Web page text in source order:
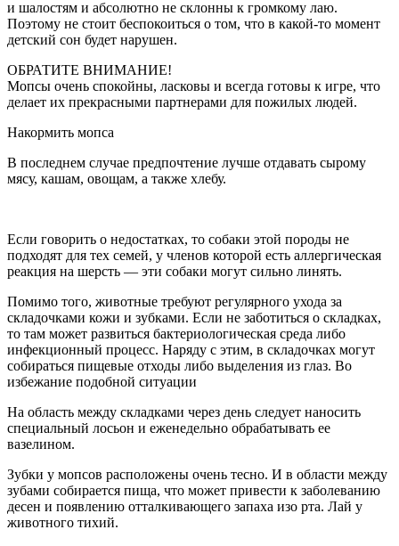
и шалостям и абсолютно не склонны к громкому лаю.
Поэтому не стоит беспокоиться о том, что в какой-то момент
детский сон будет нарушен.
ОБРАТИТЕ ВНИМАНИЕ!
Мопсы очень спокойны, ласковы и всегда готовы к игре, что
делает их прекрасными партнерами для пожилых людей.
Накормить мопса
В последнем случае предпочтение лучше отдавать сырому
мясу, кашам, овощам, а также хлебу.
Если говорить о недостатках, то собаки этой породы не
подходят для тех семей, у членов которой есть аллергическая
реакция на шерсть — эти собаки могут сильно линять.
Помимо того, животные требуют регулярного ухода за
складочками кожи и зубками. Если не заботиться о складках,
то там может развиться бактериологическая среда либо
инфекционный процесс. Наряду с этим, в складочках могут
собираться пищевые отходы либо выделения из глаз. Во
избежание подобной ситуации
На область между складками через день следует наносить
специальный лосьон и еженедельно обрабатывать ее
вазелином.
Зубки у мопсов расположены очень тесно. И в области между
зубами собирается пища, что может привести к заболеванию
десен и появлению отталкивающего запаха изо рта. Лай у
животного тихий.